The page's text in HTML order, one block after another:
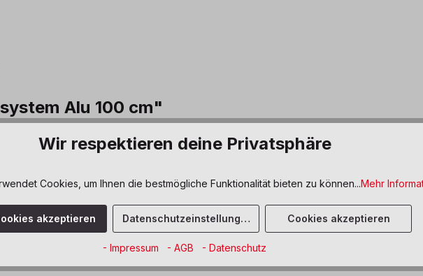
Alu 100 cm"
eine stabile und flexible Lösung zur Schaukelbefestigung. Das robuste
Befestigungsschrauben für Holzbalken sind im Lieferumfang enthalten,
wird die Befestigung auf einem Leimbinder-Holzbalken empfohlen. Achtung!
Entwicklung
Wir respektieren deine Privatsphäre
Cookies, um Ihnen die bestmögliche Funktionalität bieten zu können...Mehr
akzeptieren Datenschutzeinstellungen Cookies akzeptieren
- Impressum - AGB - Datenschutz